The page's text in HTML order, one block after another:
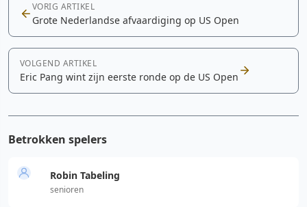
VORIG ARTIKEL
Grote Nederlandse afvaardiging op US Open
VOLGEND ARTIKEL
Eric Pang wint zijn eerste ronde op de US Open
Betrokken spelers
Robin Tabeling
senioren